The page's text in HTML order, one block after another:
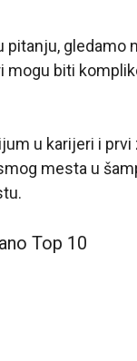
pitanju,
biti
u karijeri i
mesta u
Top 10